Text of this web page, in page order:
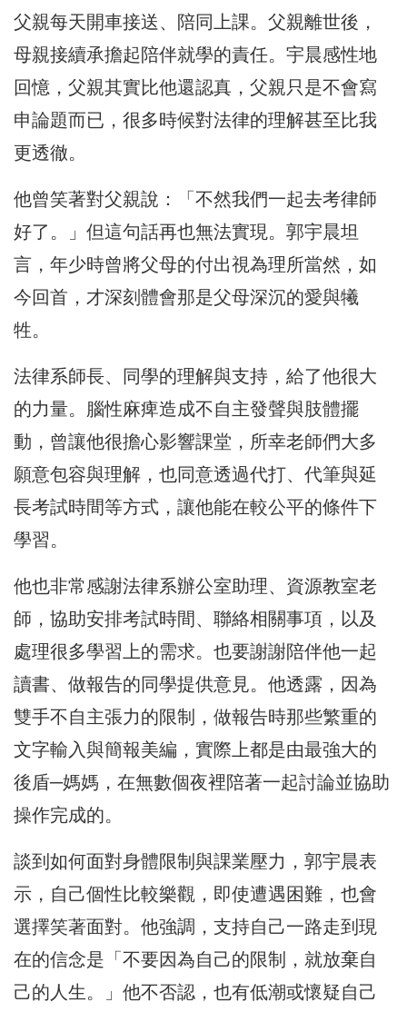
父親每天開車接送、陪同上課。父親離世後，
母親接續承擔起陪伴就學的責任。宇晨感性地
回憶，父親其實比他還認真，父親只是不會寫
申論題而已，很多時候對法律的理解甚至比我
更透徹。
他曾笑著對父親說：「不然我們一起去考律師
好了。」但這句話再也無法實現。郭宇晨坦
言，年少時曾將父母的付出視為理所當然，如
今回首，才深刻體會那是父母深沉的愛與犧
牲。
法律系師長、同學的理解與支持，給了他很大
的力量。腦性麻痺造成不自主發聲與肢體擺
動，曾讓他很擔心影響課堂，所幸老師們大多
願意包容與理解，也同意透過代打、代筆與延
長考試時間等方式，讓他能在較公平的條件下
學習。
他也非常感謝法律系辦公室助理、資源教室老
師，協助安排考試時間、聯絡相關事項，以及
處理很多學習上的需求。也要謝謝陪伴他一起
讀書、做報告的同學提供意見。他透露，因為
雙手不自主張力的限制，做報告時那些繁重的
文字輸入與簡報美編，實際上都是由最強大的
後盾─媽媽，在無數個夜裡陪著一起討論並協助
操作完成的。
談到如何面對身體限制與課業壓力，郭宇晨表
示，自己個性比較樂觀，即使遭遇困難，也會
選擇笑著面對。他強調，支持自己一路走到現
在的信念是「不要因為自己的限制，就放棄自
己的人生。」他不否認，也有低潮或懷疑自己